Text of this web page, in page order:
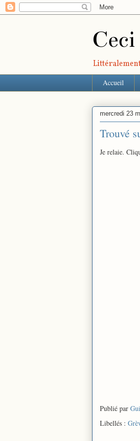
Accueil
mercredi 23
Trouvé
Je relaie.
Publié par
Libellés :